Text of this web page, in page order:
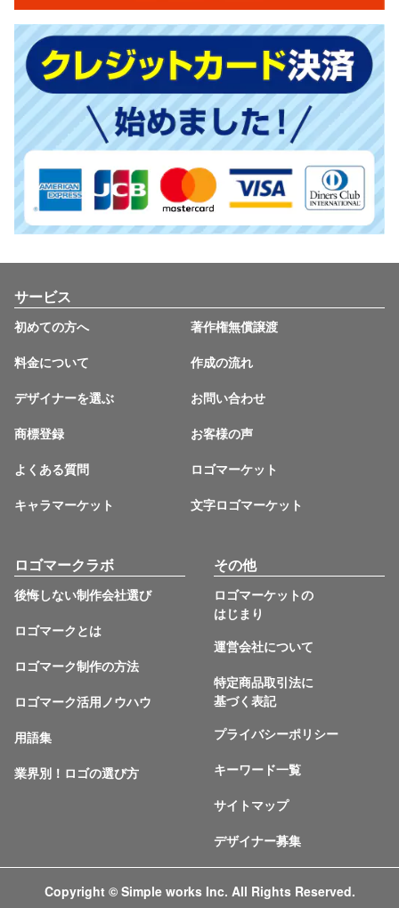
サービス
初めての方へ
著作権無償譲渡
料金について
作成の流れ
デザイナーを選ぶ
お問い合わせ
商標登録
お客様の声
よくある質問
ロゴマーケット
キャラマーケット
文字ロゴマーケット
ロゴマークラボ
後悔しない制作会社選び
ロゴマークとは
ロゴマーク制作の方法
ロゴマーク活用ノウハウ
用語集
業界別！ロゴの選び方
その他
ロゴマーケットの
はじまり
運営会社について
特定商品取引法に
基づく表記
プライバシーポリシー
キーワード一覧
サイトマップ
デザイナー募集
Copyright © Simple works Inc. All Rights Reserved.